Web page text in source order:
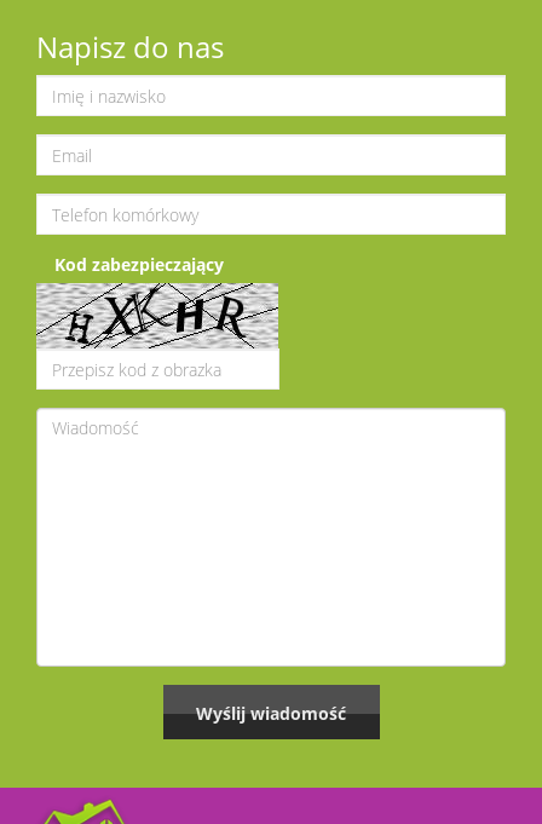
Napisz do nas
Kod zabezpieczający